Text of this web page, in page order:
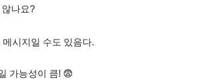
나요?
메시지일 수도 있음다.
가능성이 큼! 😨